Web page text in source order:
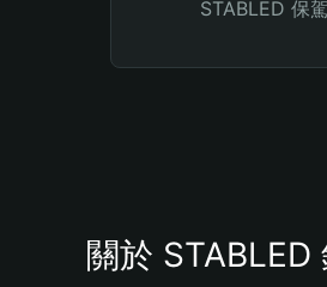
STABLED 保
關於 STABLED